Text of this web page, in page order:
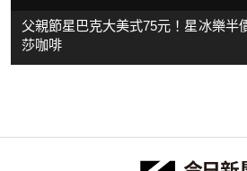
父親節星巴克大美式75元！星冰樂
莎咖啡